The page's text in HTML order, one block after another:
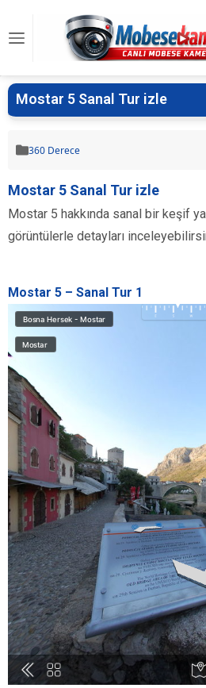
Mostar 5 Sanal Tur izle
360 Derece
Mostar 5 Sanal Tur izle
Mostar 5 hakkında sanal bir keşif
görüntülerle detayları
Mostar 5 – Sanal Tur 1